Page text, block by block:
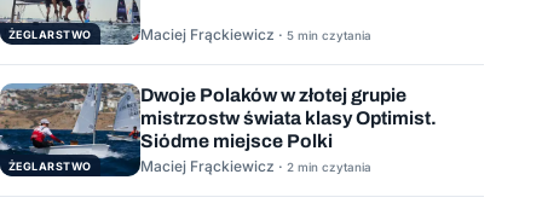
ŻEGLARSTWO Maciej Frąckiewicz · 5 min czytania
ŻEGLARSTWO
Dwoje Polaków w złotej grupie
mistrzostw świata klasy Optimist.
Siódme miejsce Polki
Maciej Frąckiewicz · 2 min czytania